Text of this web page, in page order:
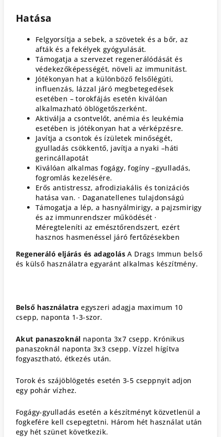
Hatása
Felgyorsítja a sebek, a szövetek és a bőr, az
afták és a fekélyek gyógyulását.
Támogatja a szervezet regenerálódását és
védekezőképességét, növeli az immunitást.
Jótékonyan hat a különböző felsőlégúti,
influenzás, lázzal járó megbetegedések
esetében – torokfájás esetén kiválóan
alkalmazható öblögetőszerként.
Aktiválja a csontvelőt, anémia és leukémia
esetében is jótékonyan hat a vérképzésre.
Javítja a csontok és ízületek minőségét,
gyulladás csökkentő, javítja a nyaki –háti
gerincállapotát
Kiválóan alkalmas fogágy, fogíny –gyulladás,
fogromlás kezelésére.
Erős antistressz, afrodiziakális és tonizációs
hatása van. · Daganatellenes tulajdonságú
Támogatja a lép, a hasnyálmirigy, a pajzsmirigy
és az immunrendszer működését ·
Méregteleníti az emésztőrendszert, ezért
hasznos hasmenéssel járó fertőzésekben
Regeneráló eljárás és adagolásA Drags Immun belső
és külső használatra egyaránt alkalmas készítmény.
Belső használatraegyszeri adagja maximum 10
csepp, naponta 1-3-szor.
Akut panaszoknál naponta 3x7 csepp. Krónikus
panaszoknál naponta 3x3 csepp. Vízzel hígítva
fogyasztható, étkezés után.
Torok és szájöblögetés esetén 3-5 cseppnyit adjon
egy pohár vízhez.
Fogágy-gyulladás esetén a készítményt közvetlenül a
fogkefére kell csepegtetni. Három hét használat után
egy hét szünet következik.